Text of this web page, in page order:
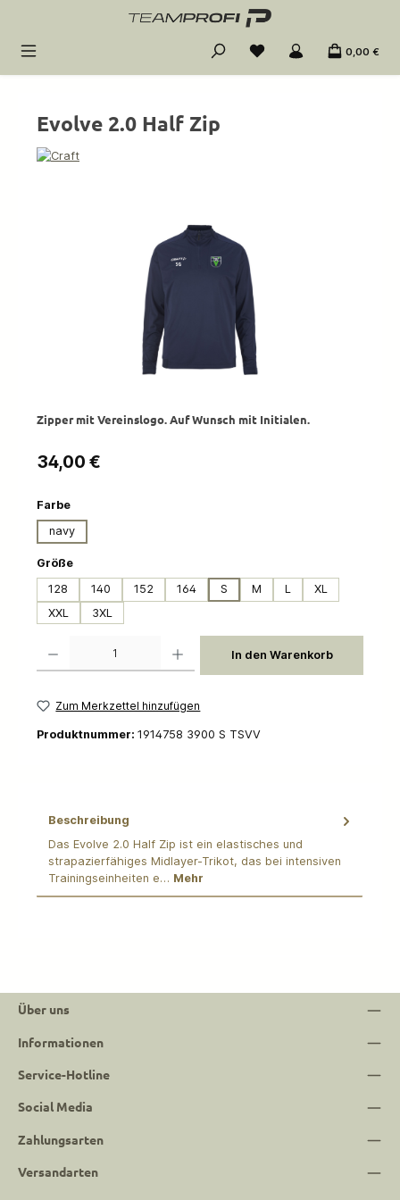
Zum Hauptinhalt springen
0,00 €
Evolve 2.0 Half Zip
Zipper mit Vereinslogo. Auf Wunsch mit Initialen.
Regulärer Preis:
34,00 €
Farbeauswählen
navy
Größeauswählen
128
140 152 164 S M L
XL
XXL
3XL
In den Warenkorb
Zum Merkzettel hinzufügen
Produktnummer: 1914758 3900 S TSVV
Beschreibung
Das Evolve 2.0 Half Zip ist ein elastisches und
strapazierfähiges Midlayer-Trikot, das bei intensiven
Trainingseinheiten e… Mehr
Über uns
Informationen
Service-Hotline
Social Media
Zahlungsarten
Versandarten